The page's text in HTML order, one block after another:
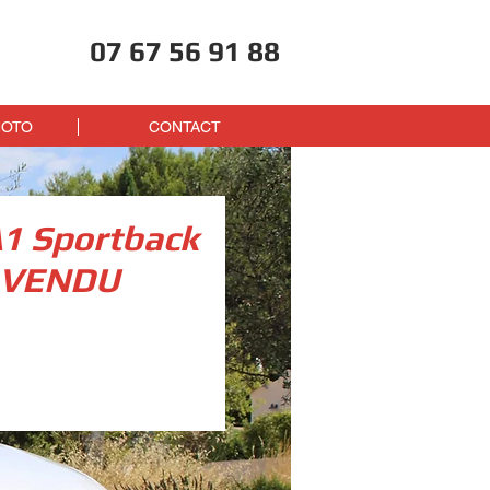
07 67 56 91 88
CONTACT
Sportback